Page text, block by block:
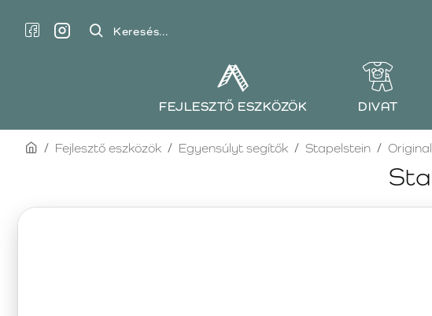
Keresés...
FEJLESZTŐ ESZKÖZÖK DIVAT
homeFejlesztő eszközök Egyensúlyt segítők Stapelstein